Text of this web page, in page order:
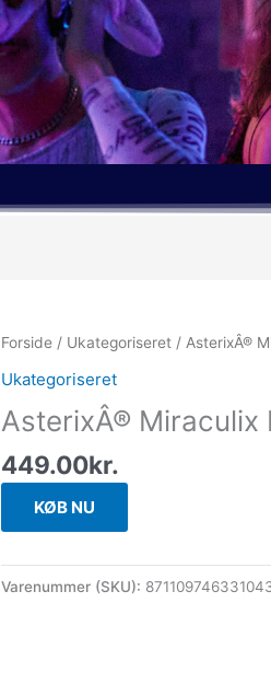
Forside / Ukategoriseret / AsterixÂ®
Ukategoriseret
AsterixÂ® Miraculix
449.00kr.
KØB NU
Varenummer (SKU):